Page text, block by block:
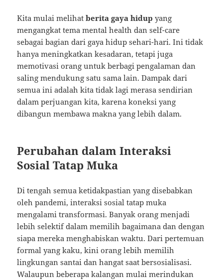
Kita mulai melihatberita gaya hidup yang
mengangkat tema mental health dan self-care
sebagai bagian dari gaya hidup sehari-hari. Ini tidak
hanya meningkatkan kesadaran, tetapi juga
memotivasi orang untuk berbagi pengalaman dan
saling mendukung satu sama lain. Dampak dari
semua ini adalah kita tidak lagi merasa sendirian
dalam perjuangan kita, karena koneksi yang
dibangun membawa makna yang lebih dalam.
Perubahan dalam Interaksi
Sosial Tatap Muka
Di tengah semua ketidakpastian yang disebabkan
oleh pandemi, interaksi sosial tatap muka
mengalami transformasi. Banyak orang menjadi
lebih selektif dalam memilih bagaimana dan dengan
siapa mereka menghabiskan waktu. Dari pertemuan
formal yang kaku, kini orang lebih memilih
lingkungan santai dan hangat saat bersosialisasi.
Walaupun beberapa kalangan mulai merindukan